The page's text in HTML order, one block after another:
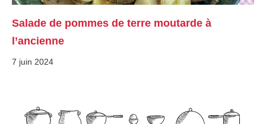
Salade de pommes de terre moutarde à
l’ancienne
7 juin 2024